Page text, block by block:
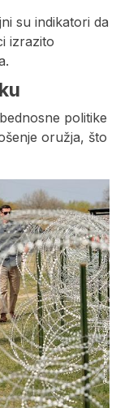
su indikatori da
izrazito
politike
oružja, što